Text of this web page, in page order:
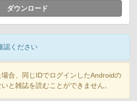
ダウンロード
認ください
合、同じIDでログインしたAndroidの
と雑誌を読むことができません。